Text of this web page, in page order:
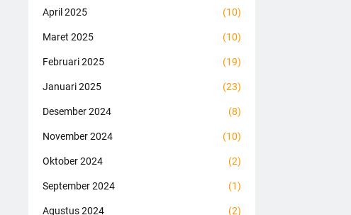
April 2025 (10)
Maret 2025 (10)
Februari 2025 (19)
Januari 2025 (23)
Desember 2024 (8)
November 2024 (10)
Oktober 2024 (2)
September 2024 (1)
Agustus 2024 (2)